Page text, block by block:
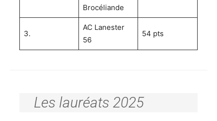
Brocéliande
3.
AC Lanester
56
54 pts
Les lauréats 2025